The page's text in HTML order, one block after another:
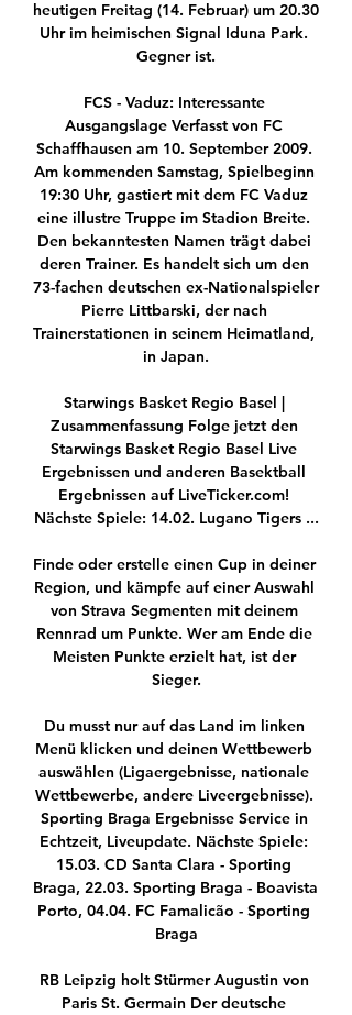
heutigen Freitag (14. Februar) um 20.30
Uhr im heimischen Signal Iduna Park.
Gegner ist.
FCS - Vaduz: Interessante
Ausgangslage Verfasst von FC
Schaffhausen am 10. September 2009.
Am kommenden Samstag, Spielbeginn
19:30 Uhr, gastiert mit dem FC Vaduz
eine illustre Truppe im Stadion Breite.
Den bekanntesten Namen trägt dabei
deren Trainer. Es handelt sich um den
73-fachen deutschen ex-Nationalspieler
Pierre Littbarski, der nach
Trainerstationen in seinem Heimatland,
in Japan.
Starwings Basket Regio Basel |
Zusammenfassung Folge jetzt den
Starwings Basket Regio Basel Live
Ergebnissen und anderen Basektball
Ergebnissen auf LiveTicker.com!
Nächste Spiele: 14.02. Lugano Tigers ...
Finde oder erstelle einen Cup in deiner
Region, und kämpfe auf einer Auswahl
von Strava Segmenten mit deinem
Rennrad um Punkte. Wer am Ende die
Meisten Punkte erzielt hat, ist der
Sieger.
Du musst nur auf das Land im linken
Menü klicken und deinen Wettbewerb
auswählen (Ligaergebnisse, nationale
Wettbewerbe, andere Liveergebnisse).
Sporting Braga Ergebnisse Service in
Echtzeit, Liveupdate. Nächste Spiele:
15.03. CD Santa Clara - Sporting
Braga, 22.03. Sporting Braga - Boavista
Porto, 04.04. FC Famalicão - Sporting
Braga
RB Leipzig holt Stürmer Augustin von
Paris St. Germain Der deutsche